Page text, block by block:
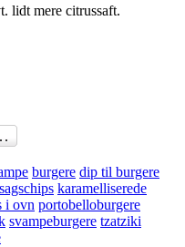
lidt mere citrussaft.
burgere dip til burgere
karamelliserede
i ovn portobelloburgere
svampeburgere tzatziki